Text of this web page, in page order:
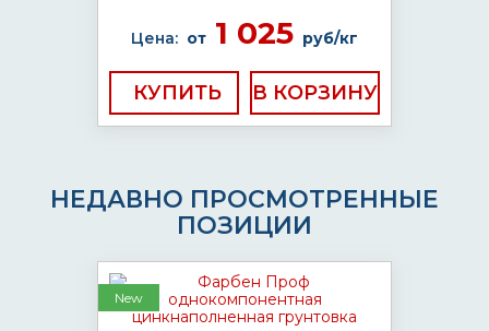
Цена: от 1 025 руб/кг
КУПИТЬ
НЕДАВНО ПРОСМОТРЕННЫЕ
ПОЗИЦИИ
New